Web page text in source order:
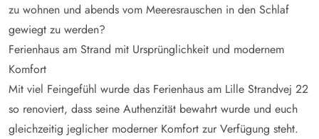
zu wohnen und abends vom Meeresrauschen in den Schlaf
gewiegt zu werden?
Ferienhaus am Strand mit Ursprünglichkeit und modernem
Komfort
Mit viel Feingefühl wurde das Ferienhaus am Lille Strandvej 22
so renoviert, dass seine Authenzität bewahrt wurde und euch
gleichzeitig jeglicher moderner Komfort zur Verfügung steht.